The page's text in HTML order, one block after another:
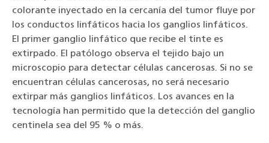
colorante inyectado en la cercanía del tumor fluye por
los conductos linfáticos hacia los ganglios linfáticos.
El primer ganglio linfático que recibe el tinte es
extirpado. El patólogo observa el tejido bajo un
microscopio para detectar células cancerosas. Si no se
encuentran células cancerosas, no será necesario
extirpar más ganglios linfáticos. Los avances en la
tecnología han permitido que la detección del ganglio
centinela sea del 95 % o más.